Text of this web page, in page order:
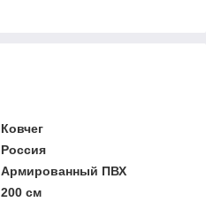
Ковчег
Россия
Армированный ПВХ
200 см